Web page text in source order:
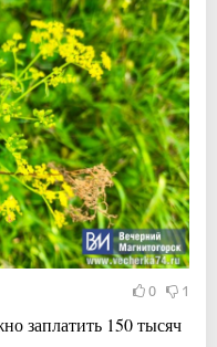
0 1
заплатить 150 тысяч